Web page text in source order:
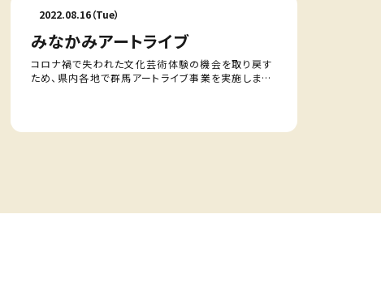
2022.08.16（Tue）
みなかみアートライブ
コロナ禍で失われた文化芸術体験の機会を取り戻す
ため、県内各地で群馬アートライブ事業を実施しま